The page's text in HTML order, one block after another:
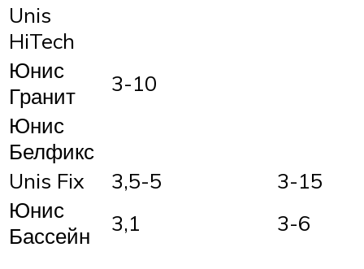
Unis
HiTech
Юнис
Гранит
3-10
Юнис
Белфикс
Unis Fix
3,5-5
3-15
Юнис
Бассейн
3,1 3-6